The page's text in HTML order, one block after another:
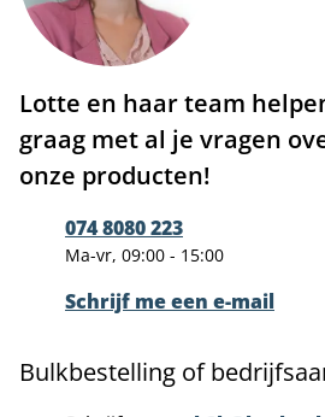
Lotte en haar team
graag met al je vragen
onze producten!
074 8080 223
Ma-vr, 09:00 - 15:00
Schrijf me een e-mail
Bulkbestelling of